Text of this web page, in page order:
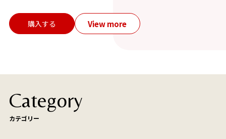
購入する View more
Category
カテゴリー